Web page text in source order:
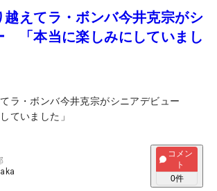
越えてラ・ボンバ今井克宗がシ
「本当に楽しみにしていまし
ラ・ボンバ今井克宗がシニアデビュー
ていました」
コメン
ト
0件